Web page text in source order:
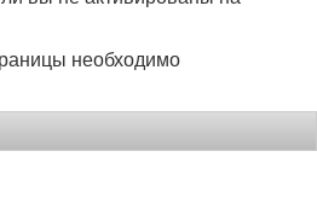
необходимо